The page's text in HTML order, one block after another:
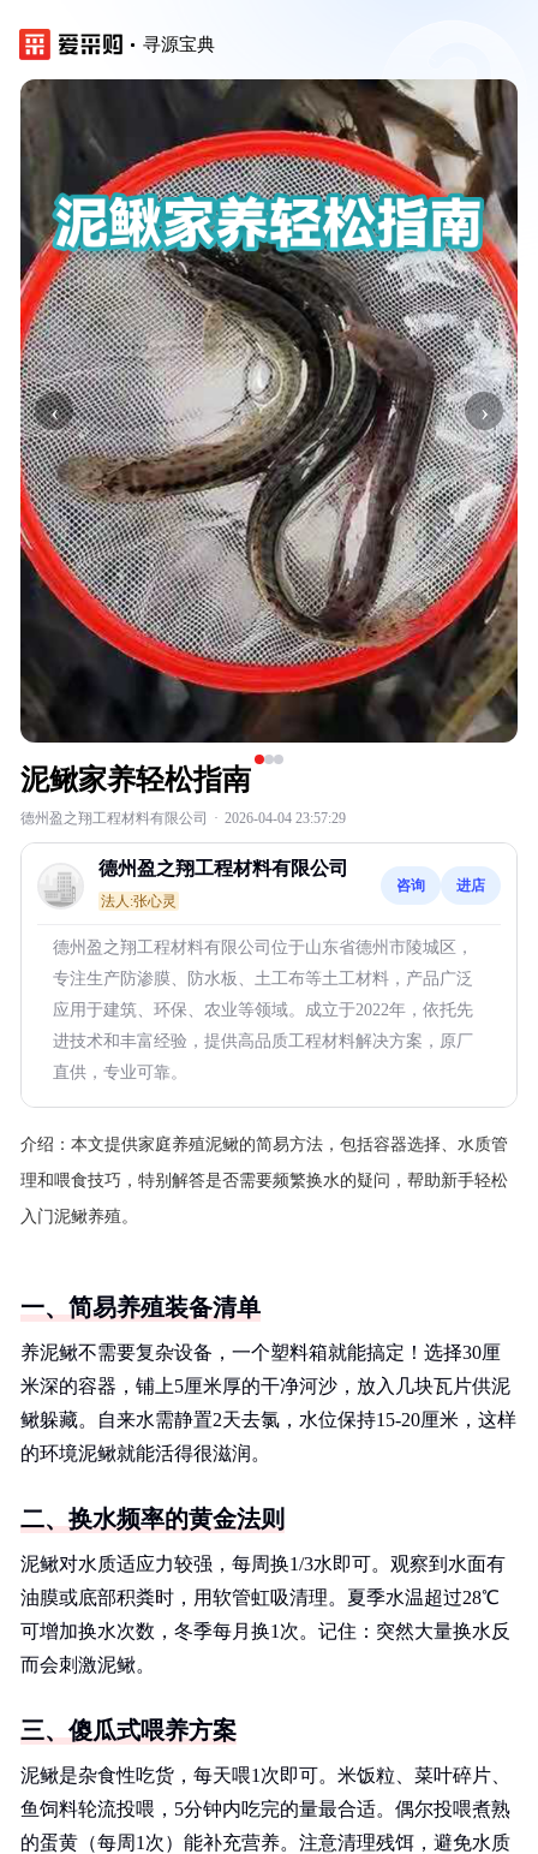
寻源宝典
‹ ›
泥鳅家养轻松指南
德州盈之翔工程材料有限公司 · 2026-04-04 23:57:29
德州盈之翔工程材料有限公司
法人:张心灵
咨询 进店
德州盈之翔工程材料有限公司位于山东省德州市陵城区，
专注生产防渗膜、防水板、土工布等土工材料，产品广泛
应用于建筑、环保、农业等领域。成立于2022年，依托先
进技术和丰富经验，提供高品质工程材料解决方案，原厂
直供，专业可靠。
介绍： 本文提供家庭养殖泥鳅的简易方法，包括容器选择、水质管
理和喂食技巧，特别解答是否需要频繁换水的疑问，帮助新手轻松
入门泥鳅养殖。
一、简易养殖装备清单
养泥鳅不需要复杂设备，一个塑料箱就能搞定！选择30厘
米深的容器，铺上5厘米厚的干净河沙，放入几块瓦片供泥
鳅躲藏。自来水需静置2天去氯，水位保持15-20厘米，这样
的环境泥鳅就能活得很滋润。
二、换水频率的黄金法则
泥鳅对水质适应力较强，每周换1/3水即可。观察到水面有
油膜或底部积粪时，用软管虹吸清理。夏季水温超过28℃
可增加换水次数，冬季每月换1次。记住：突然大量换水反
而会刺激泥鳅。
三、傻瓜式喂养方案
泥鳅是杂食性吃货，每天喂1次即可。米饭粒、菜叶碎片、
鱼饲料轮流投喂，5分钟内吃完的量最合适。偶尔投喂煮熟
的蛋黄（每周1次）能补充营养。注意清理残饵，避免水质